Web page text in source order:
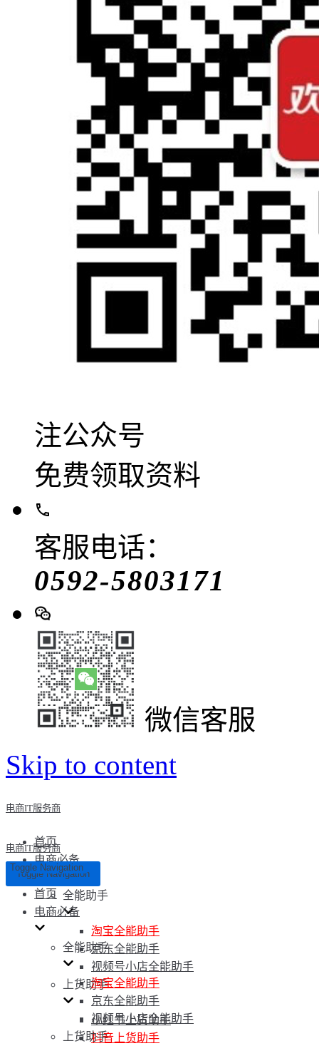
注公众号
免费领取资料
客服电话：
0592-5803171
微信客服
Skip to content
电商IT服务商
首页
电商必备
全能助手
淘宝全能助手
京东全能助手
视频号小店全能助手
上货助手
小红书上货助手
抖音上货助手
电商IT服务商
Toggle Navigation
Toggle Navigation
首页
电商必备
全能助手
淘宝全能助手
京东全能助手
视频号小店全能助手
上货助手